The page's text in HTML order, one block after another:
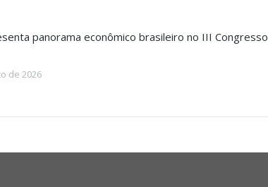
panorama econômico brasileiro no III Congresso
de 2026